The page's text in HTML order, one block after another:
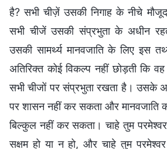
है? सभी चीज़ें उसकी निगाह के नीचे
सभी चीजें उसकी संप्रभुता के अधीन
उसकी सामर्थ्य मानवजाति के लिए इस
अतिरिक्त कोई विकल्प नहीं छोड़ती कि
सभी चीजों पर संप्रभुता रखता है। उसके
पर शासन नहीं कर सकता और मानवजाति
बिल्कुल नहीं कर सकता। चाहे तुम
सक्षम हो या न हो, और चाहे तुम